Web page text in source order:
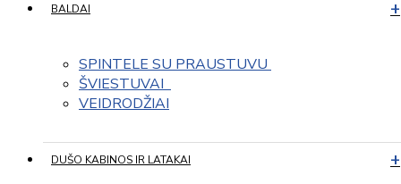
BALDAI
SPINTELE SU PRAUSTUVU
ŠVIESTUVAI
VEIDRODŽIAI
DUŠO KABINOS IR LATAKAI